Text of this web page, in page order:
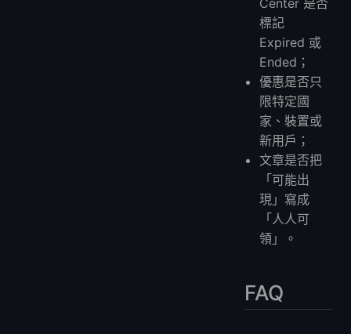
標記
Expired 或
Ended；
優惠是否只
限特定國
家、裝置或
新用戶；
文章是否把
「可能出
現」寫成
「人人可
領」。
FAQ